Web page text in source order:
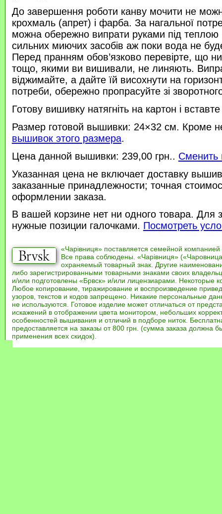
До завершення роботи канву мочити не
крохмаль (апрет) і фарба. За нагальної
можна обережно випрати руками під
сильних миючих засобів аж поки вода не
Перед пранням обов’язково перевірте, що
тощо, якими ви вишивали, не линяють.
віджимайте, а дайте їй висохнути на
потреби, обережно пропрасуйте зі
Готову вишивку натягніть на картон і
Размер готовой вышивки: 24×32 см. Кроме
вышивок этого размера.
Цена данной вышивки: 239,00 грн.. Сменить
Указанная цена не включает доставку
заказанные принадлежности; точная
оформлении заказа.
В вашей корзине нет ни одного товара. Для
нужные позиции галочками. Посмотреть
«Чарівниця» поставляется семейной компанией
Все права соблюдены. «Чарівниця»
охраняемый товарный знак. Другие
либо зарегистрированными товарными знаками своих
и/или подготовлены «Брвск» и/или лицензиарами. Некоторые
Любое копирование, тиражирование и воспроизведение
узоров, текстов и кодов запрещено. Никакие персональные
не используются. Готовое изделие может отличаться от
искажений в отображении цвета монитором, небольших
особенностей вышивания и отличий в подборе ниток.
предоставляется на заказы от 800 грн. (сумма заказа должна
применения всех скидок).